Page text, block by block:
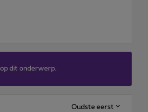
dit onderwerp.
Oudste eerst